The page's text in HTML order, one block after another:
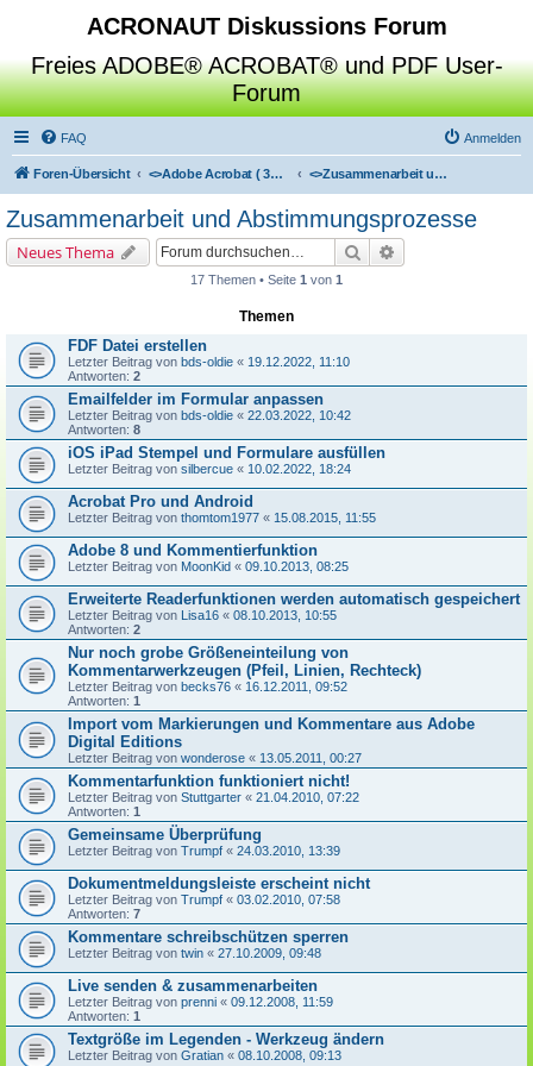
ACRONAUT Diskussions Forum
Freies ADOBE® ACROBAT® und PDF User-
Forum
FAQ Anmelden
Foren-Übersicht <>Adobe Acrobat ( 3D / Professional / Standard / Reader / Distiller ) <>Zusammenarbeit und Abstimmungsprozesse
Zusammenarbeit und Abstimmungsprozesse
Neues Thema Suche
17 Themen • Seite 1 von 1
Themen
FDF Datei erstellen
Letzter Beitrag von bds-oldie « 19.12.2022, 11:10
Antworten: 2
Emailfelder im Formular anpassen
Letzter Beitrag von bds-oldie « 22.03.2022, 10:42
Antworten: 8
iOS iPad Stempel und Formulare ausfüllen
Letzter Beitrag von silbercue « 10.02.2022, 18:24
Acrobat Pro und Android
Letzter Beitrag von thomtom1977 « 15.08.2015, 11:55
Adobe 8 und Kommentierfunktion
Letzter Beitrag von MoonKid « 09.10.2013, 08:25
Erweiterte Readerfunktionen werden automatisch gespeichert
Letzter Beitrag von Lisa16 « 08.10.2013, 10:55
Antworten: 2
Nur noch grobe Größeneinteilung von
Kommentarwerkzeugen (Pfeil, Linien, Rechteck)
Letzter Beitrag von becks76 « 16.12.2011, 09:52
Antworten: 1
Import vom Markierungen und Kommentare aus Adobe
Digital Editions
Letzter Beitrag von wonderose « 13.05.2011, 00:27
Kommentarfunktion funktioniert nicht!
Letzter Beitrag von Stuttgarter « 21.04.2010, 07:22
Antworten: 1
Gemeinsame Überprüfung
Letzter Beitrag von Trumpf « 24.03.2010, 13:39
Dokumentmeldungsleiste erscheint nicht
Letzter Beitrag von Trumpf « 03.02.2010, 07:58
Antworten: 7
Kommentare schreibschützen sperren
Letzter Beitrag von twin « 27.10.2009, 09:48
Live senden & zusammenarbeiten
Letzter Beitrag von prenni « 09.12.2008, 11:59
Antworten: 1
Textgröße im Legenden - Werkzeug ändern
Letzter Beitrag von Gratian « 08.10.2008, 09:13